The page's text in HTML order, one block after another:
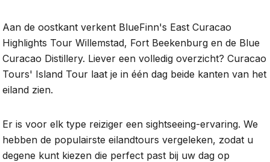
Aan de oostkant verkent BlueFinn's East Curacao
Highlights Tour Willemstad, Fort Beekenburg en de Blue
Curacao Distillery. Liever een volledig overzicht? Curacao
Tours' Island Tour laat je in één dag beide kanten van het
eiland zien.
Er is voor elk type reiziger een sightseeing-ervaring. We
hebben de populairste eilandtours vergeleken, zodat u
degene kunt kiezen die perfect past bij uw dag op